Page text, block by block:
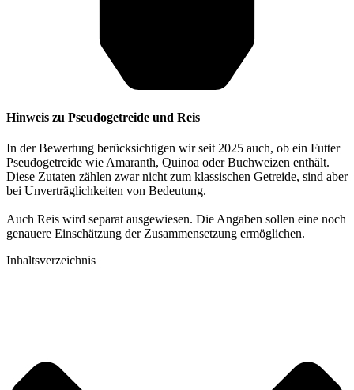
Hinweis zu Pseudogetreide und Reis
In der Bewertung berücksichtigen wir seit 2025 auch, ob ein Futter
Pseudogetreide wie Amaranth, Quinoa oder Buchweizen enthält.
Diese Zutaten zählen zwar nicht zum klassischen Getreide, sind aber
bei Unverträglichkeiten von Bedeutung.
Auch Reis wird separat ausgewiesen. Die Angaben sollen eine noch
genauere Einschätzung der Zusammensetzung ermöglichen.
Inhaltsverzeichnis​